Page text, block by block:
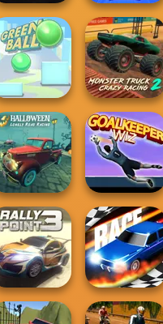
Cyber Highway
Escape
Ragdoll Arena 2
Player
Green Ball
Monster Truck
Crazy Racing 2
Halloween
Lonely Road
Racing
Goalkeeper Wiz